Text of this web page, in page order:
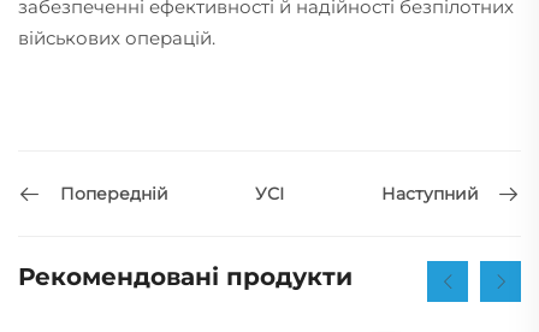
забезпеченні ефективності й надійності безпілотних
військових операцій.
Попередній УСІ Наступний
Рекомендовані продукти